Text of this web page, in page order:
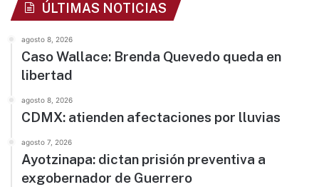
ÚLTIMAS NOTICIAS
agosto 8, 2026
Caso Wallace: Brenda Quevedo queda en
libertad
agosto 8, 2026
CDMX: atienden afectaciones por lluvias
agosto 7, 2026
Ayotzinapa: dictan prisión preventiva a
exgobernador de Guerrero